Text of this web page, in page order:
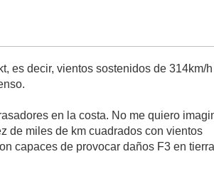
es decir, vientos sostenidos de 314km/
en la costa. No me quiero
de miles de km cuadrados con vientos
capaces de provocar daños F3 en